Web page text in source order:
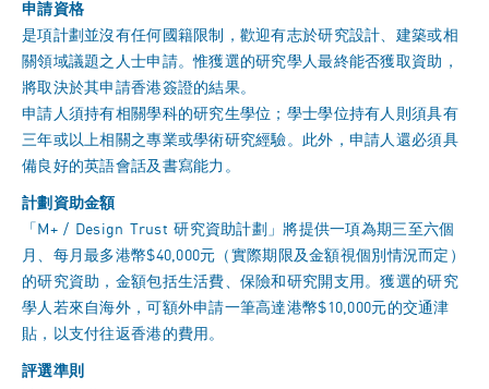
申請資格
是項計劃並沒有任何國籍限制，歡迎有志於研究設計、建築或相
關領域議題之人士申請。惟獲選的研究學人最終能否獲取資助，
將取決於其申請香港簽證的結果。
申請人須持有相關學科的研究生學位；學士學位持有人則須具有
三年或以上相關之專業或學術研究經驗。此外，申請人還必須具
備良好的英語會話及書寫能力。
計劃資助金額
「M+ / Design Trust 研究資助計劃」將提供一項為期三至六個
月、每月最多港幣$40,000元（實際期限及金額視個別情況而定）
的研究資助，金額包括生活費、保險和研究開支用。獲選的研究
學人若來自海外，可額外申請一筆高達港幣$10,000元的交通津
貼，以支付往返香港的費用。
評選準則